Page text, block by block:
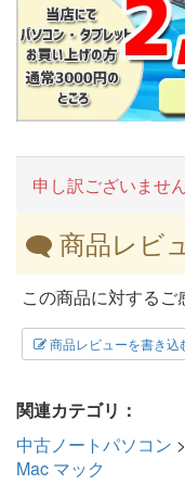
申し訳ございませ
商品レビ
この商品に対するご
商品レビューを書き込
関連カテゴリ：
中古ノートパソコン >
Mac マック